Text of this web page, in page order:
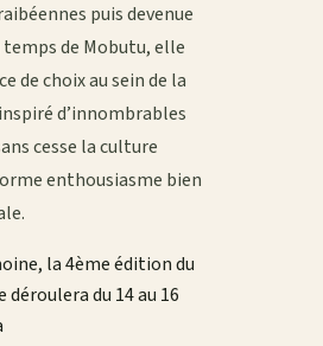
puis devenue
de Mobutu, elle
de choix au sein de la
d’innombrables
cesse la culture
enthousiasme bien
la 4ème édition du
déroulera du 14 au 16